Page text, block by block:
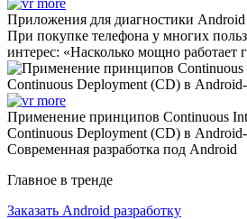
Приложения для диагностики Android
При покупке телефона у многих
интерес: «Насколько мощно работает
Применение принципов Continuous
Continuous Deployment (CD) в Android-
Современная разработка под Android
Главное в тренде
Заказать Android разработку